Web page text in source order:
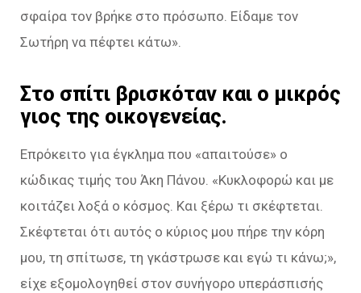
σφαίρα τον βρήκε στο πρόσωπο. Είδαμε τον
Σωτήρη να πέφτει κάτω».
Στο σπίτι βρισκόταν και ο μικρός
γιος της οικογενείας.
Επρόκειτο για έγκλημα που «απαιτούσε» ο
κώδικας τιμής του Άκη Πάνου. «Κυκλοφορώ και με
κοιτάζει λοξά ο κόσμος. Και ξέρω τι σκέφτεται.
Σκέφτεται ότι αυτός ο κύριος μου πήρε την κόρη
μου, τη σπίτωσε, τη γκάστρωσε και εγώ τι κάνω;»,
είχε εξομολογηθεί στον συνήγορο υπεράσπισής